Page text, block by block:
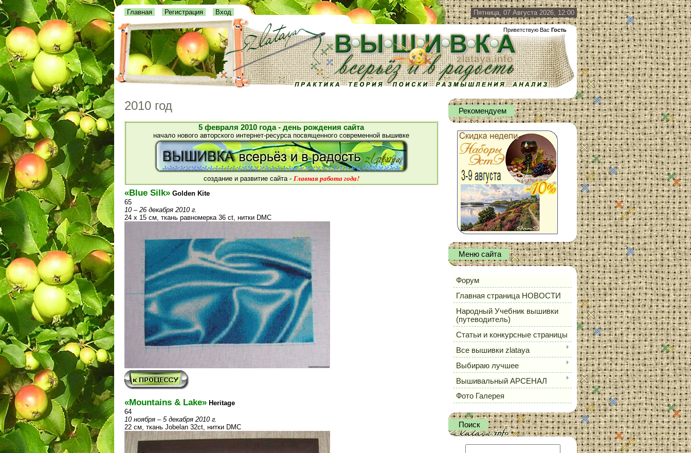
Пятница, 07 Августа 2026, 12:00
Приветствую Вас Гость
Главная Регистрация Вход
2010 год
5 февраля 2010 года - день рождения сайта
начало нового авторского интернет-ресурса посвященного современной вышивке
создание и развитие сайта - Главная работа года!
«Blue Silk» Golden Kite
65
10 – 26 декабря 2010 г.
24 х 15 см, ткань равномерка 36 ct, нитки DMC
«Mountains & Lake» Heritage
64
10 ноября – 5 декабря 2010 г.
22 см, ткань Jobelan 32ct, нитки DMC
Рекомендуем
Меню сайта
Форум
Главная страница НОВОСТИ
Народный Учебник вышивки
(путеводитель)
Статьи и конкурсные страницы
Все вышивки zlataya
Выбираю лучшее
Вышивальный АРСЕНАЛ
Фото Галерея
Поиск